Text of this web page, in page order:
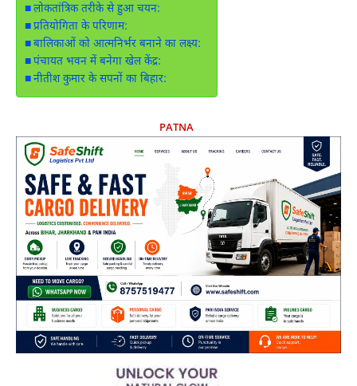
लोकतांत्रिक तरीके से हुआ चयन:
प्रतियोगिता के परिणाम:
बालिकाओं को आत्मनिर्भर बनाने का लक्ष्य:
पंचायत भवन में बनेगा खेल केंद्र:
नीतीश कुमार के सपनों का बिहार:
PATNA